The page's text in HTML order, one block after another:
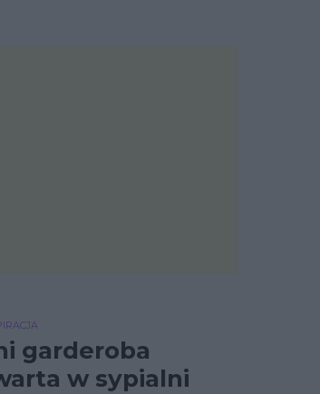
garderoba
w sypialni